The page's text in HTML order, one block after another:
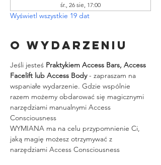
śr., 26 sie, 17:00
Wyświetl wszystkie 19 dat
O wydarzeniu
Jeśli jesteś Praktykiem Access Bars, Access
Facelift lub Access Body - zapraszam na
wspaniałe wydarzenie. Gdzie wspólnie
razem możemy obdarować się magicznymi
narzędziami manualnymi Access
Consciousness
WYMIANA ma na celu przypomnienie Ci,
jaką magię możesz otrzymywać z
narzędziami Access Consciousness